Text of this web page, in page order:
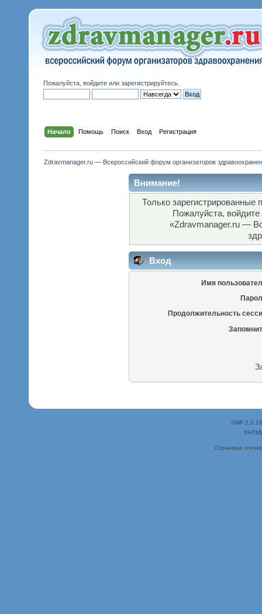
Пожалуйста, войдите или зарегистрируйтесь
Начало Помощь Поиск Вход Регистрация
Zdravmanager.ru — Всероссийский форум организаторов
Внимание!
Только зарегистрированные
Пожалуйста,
«Zdravmanager.ru —
Вход
Имя
Продолжительность
SMF 2.0.19
Страница